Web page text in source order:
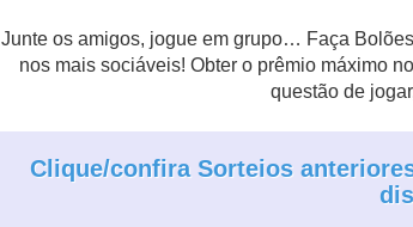
Junte os amigos, jogue em grupo… Faça
nos mais sociáveis! Obter o prêmio máximo
questão de
Clique/confira Sorteios